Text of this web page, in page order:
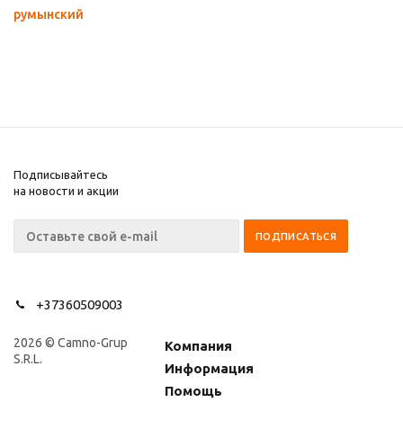
румынский
Подписывайтесь
на новости и акции
+37360509003
2026 © Camno-Grup
S.R.L.
Компания
Информация
Помощь